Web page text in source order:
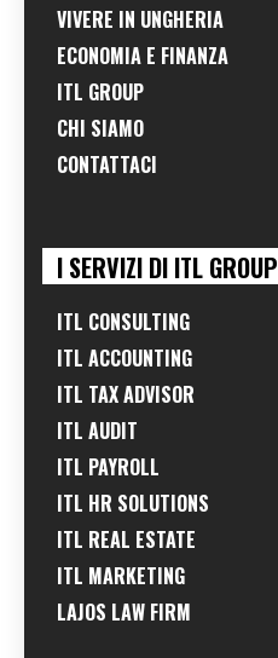
VIVERE IN UNGHERIA
ECONOMIA E FINANZA
ITL GROUP
CHI SIAMO
CONTATTACI
I SERVIZI DI ITL GROUP
ITL CONSULTING
ITL ACCOUNTING
ITL TAX ADVISOR
ITL AUDIT
ITL PAYROLL
ITL HR SOLUTIONS
ITL REAL ESTATE
ITL MARKETING
LAJOS LAW FIRM